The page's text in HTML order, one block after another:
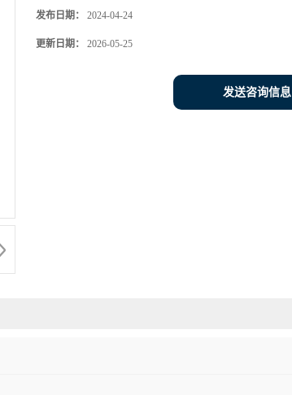
发布日期： 2024-04-24
更新日期： 2026-05-25
发送咨询信息